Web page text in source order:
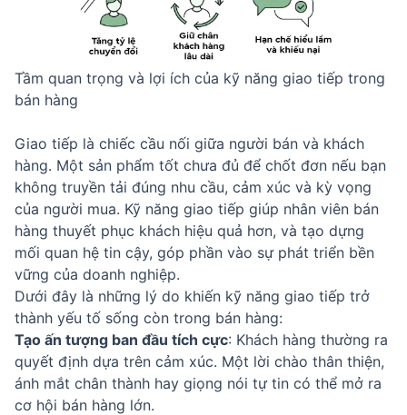
Tầm quan trọng và lợi ích của kỹ năng giao tiếp trong
bán hàng
Giao tiếp là chiếc cầu nối giữa người bán và khách
hàng. Một sản phẩm tốt chưa đủ để chốt đơn nếu bạn
không truyền tải đúng nhu cầu, cảm xúc và kỳ vọng
của người mua. Kỹ năng giao tiếp giúp nhân viên bán
hàng thuyết phục khách hiệu quả hơn, và tạo dựng
mối quan hệ tin cậy, góp phần vào sự phát triển bền
vững của doanh nghiệp.
Dưới đây là những lý do khiến kỹ năng giao tiếp trở
thành yếu tố sống còn trong bán hàng:
Tạo ấn tượng ban đầu tích cực: Khách hàng thường ra
quyết định dựa trên cảm xúc. Một lời chào thân thiện,
ánh mắt chân thành hay giọng nói tự tin có thể mở ra
cơ hội bán hàng lớn.